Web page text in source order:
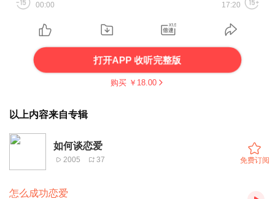
00:00 17:20
打开APP 收听完整版
购买 ￥ 18.00
以上内容来自专辑
如何谈恋爱
2005 37 免费订阅
怎么成功恋爱